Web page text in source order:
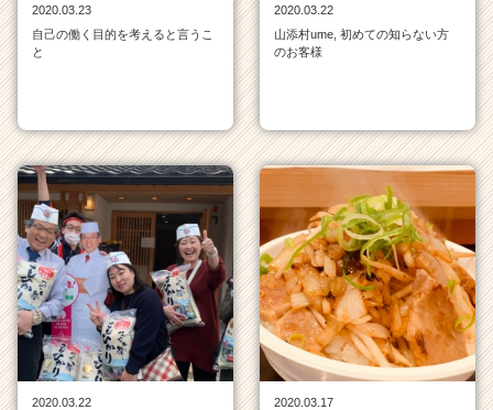
業
カ
ウ
ト
が
届
く
就
活
サ
ト
2020.03.23
自己の働く目的を考えると言うこ
と
2020.03.22
山添村ume, 初めての知らない方
のお客様
2020.03.22
2020.03.17